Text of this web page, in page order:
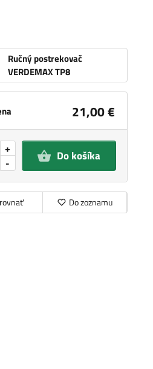
Ručný postrekovač
VERDEMAX TP8
21,00 €
-
+ Do košíka
Do zoznamu